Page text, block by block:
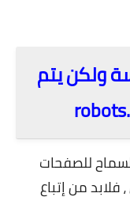
ولكن يتم
للصفحات
من إتباع